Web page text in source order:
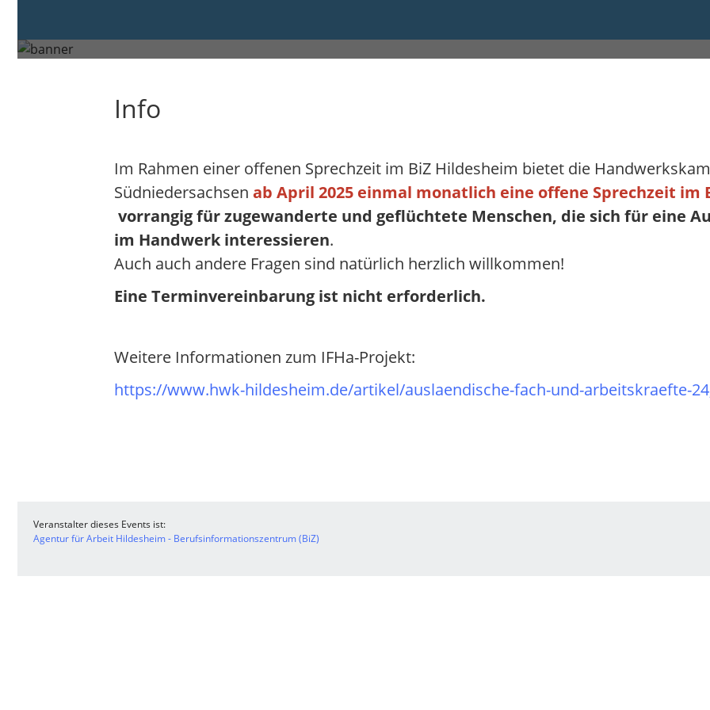
Info
Im Rahmen einer offenen Sprechzeit im BiZ Hildesheim bietet die
Südniedersachsen ab April 2025 einmal monatlich eine offene Sprechzeit im
vorrangig für zugewanderte und geflüchtete Menschen, die sich für eine
im Handwerk interessieren.
Auch auch andere Fragen sind natürlich herzlich willkommen!
Eine Terminvereinbarung ist nicht erforderlich.
Weitere Informationen zum IFHa-Projekt:
https://www.hwk-hildesheim.de/artikel/auslaendische-fach-und-arbeitskraefte-
Veranstalter dieses Events ist:
Agentur für Arbeit Hildesheim - Berufsinformationszentrum (BiZ)